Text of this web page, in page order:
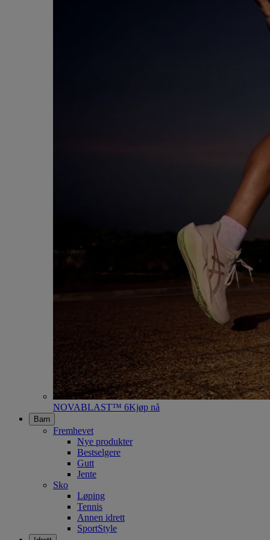
NOVABLAST™ 6Kjøp nå
Barn
Fremhevet
Nye produkter
Bestselgere
Gutt
Jente
Sko
Løping
Tennis
Annen idrett
SportStyle